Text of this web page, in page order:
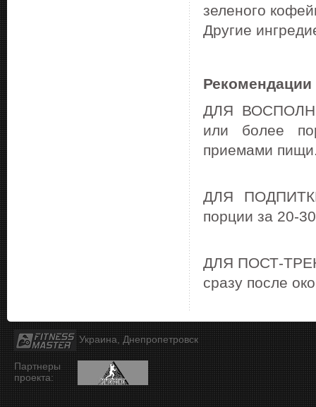
зеленого
Другие
ДЛЯ
или более
приемами
ДЛЯ
порции за 20-
ДЛЯ ПОСТ-
сразу после
Украина, Днепропетровск
Партнеры
проекта: